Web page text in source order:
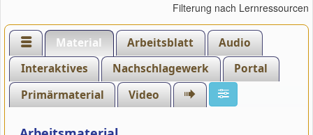
Filterung nach Lernressourcen
Material Arbeitsblatt
Audio
Interaktives
Nachschlagewerk
Portal
Primärmaterial
Video